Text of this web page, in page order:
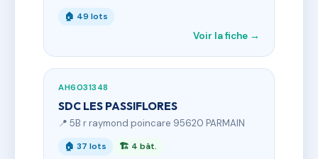
🏠 49 lots
Voir la fiche →
AH6031348
SDC LES PASSIFLORES
📍 5B r raymond poincare 95620 PARMAIN
🏠 37 lots 🏗 4 bât.